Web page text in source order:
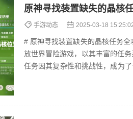
手游动态 2025-03-18
# 原神寻找装置缺失的晶核任务
放世界冒险游戏，以其丰富的任
任务因其复杂性和挑战性，成为